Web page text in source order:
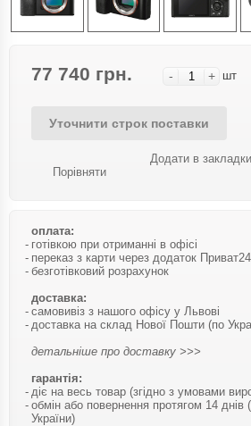
77 740 грн. - + шт
Уточнити строк поставки
Порівняти
Додати в закладки
оплата:
готівкою при отриманні в офісі
переказ з карти через додаток Приват24
безготівковий розрахунок
доставка:
самовивіз з нашого офісу у Львові
доставка на склад Нової Пошти (по
детальніше про доставку >>>
гарантія:
діє на весь товар (згідно з умовами
обмін або повернення протягом 14 днів
України)